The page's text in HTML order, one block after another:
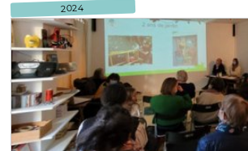
2024